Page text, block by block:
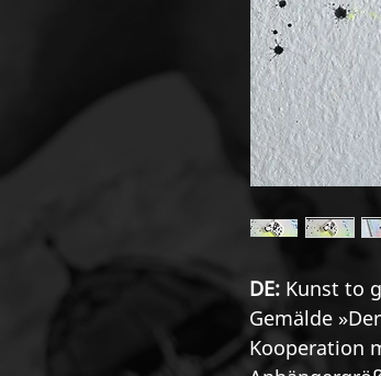
DE: Kunst to
Gemälde
Kooperation